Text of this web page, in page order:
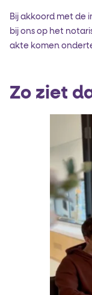
Bij akkoord met de
bij ons op het
akte komen
Zo ziet